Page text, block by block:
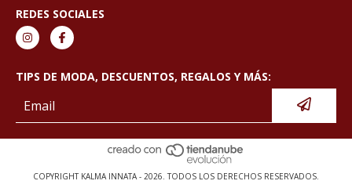
REDES SOCIALES
TIPS DE MODA, DESCUENTOS, REGALOS Y MÁS:
COPYRIGHT KALMA INNATA - 2026. TODOS LOS DERECHOS RESERVADOS.